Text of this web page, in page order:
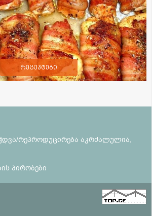
რეცეპტები
რეპროდუცირება აკრძალულია,
პირობები